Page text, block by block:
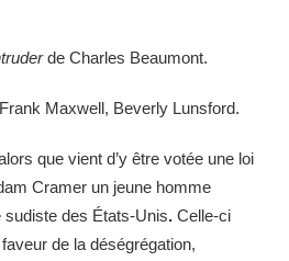
de Charles Beaumont.
Maxwell, Beverly Lunsford.
que vient d’y être votée une loi
Cramer un jeune homme
sudiste des États-Unis. Celle-ci
de la déségrégation,